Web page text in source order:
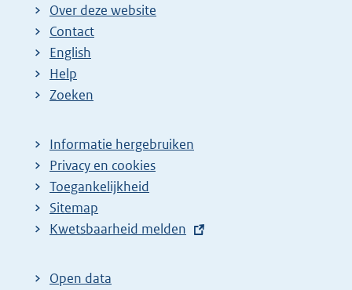
Over deze website
Contact
English
Help
Zoeken
Informatie hergebruiken
Privacy en cookies
Toegankelijkheid
Sitemap
E
t
Kwetsbaarheid melden
Open data